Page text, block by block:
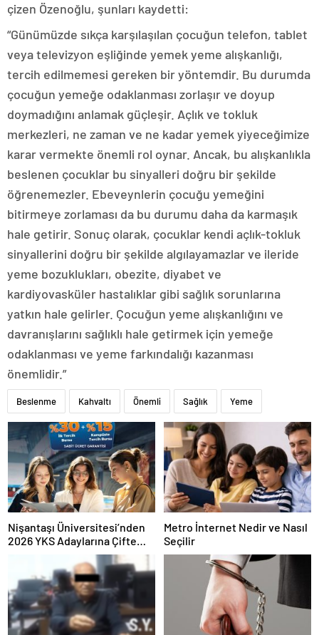
çizen Özenoğlu, şunları kaydetti:
“Günümüzde sıkça karşılaşılan çocuğun telefon, tablet
veya televizyon eşliğinde yemek yeme alışkanlığı,
tercih edilmemesi gereken bir yöntemdir. Bu durumda
çocuğun yemeğe odaklanması zorlaşır ve doyup
doymadığını anlamak güçleşir. Açlık ve tokluk
merkezleri, ne zaman ve ne kadar yemek yiyeceğimize
karar vermekte önemli rol oynar. Ancak, bu alışkanlıkla
beslenen çocuklar bu sinyalleri doğru bir şekilde
öğrenemezler. Ebeveynlerin çocuğu yemeğini
bitirmeye zorlaması da bu durumu daha da karmaşık
hale getirir. Sonuç olarak, çocuklar kendi açlık-tokluk
sinyallerini doğru bir şekilde algılayamazlar ve ileride
yeme bozuklukları, obezite, diyabet ve
kardiyovasküler hastalıklar gibi sağlık sorunlarına
yatkın hale gelirler. Çocuğun yeme alışkanlığını ve
davranışlarını sağlıklı hale getirmek için yemeğe
odaklanması ve yeme farkındalığı kazanması
önemlidir.”
Beslenme Kahvaltı Önemli Sağlık Yeme
Nişantaşı Üniversitesi’nden
2026 YKS Adaylarına Çifte
Güvence: Sabit Ücret ve
Kesintisiz Burs
Metro İnternet Nedir ve Nasıl
Seçilir